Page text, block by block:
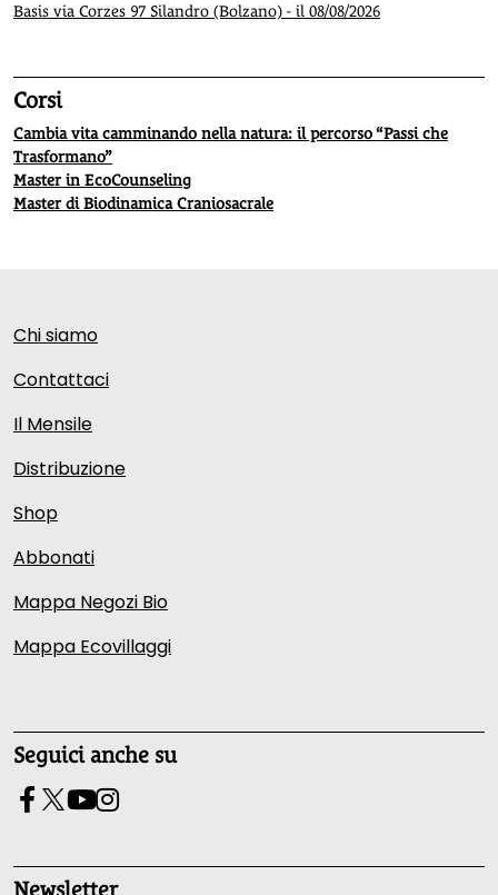
Basis via Corzes 97 Silandro (Bolzano) - il 08/08/2026
Corsi
Cambia vita camminando nella natura: il percorso “Passi che
Trasformano”
Master in EcoCounseling
Master di Biodinamica Craniosacrale
Chi siamo
Contattaci
Il Mensile
Distribuzione
Shop
Abbonati
Mappa Negozi Bio
Mappa Ecovillaggi
Seguici anche su
Newsletter